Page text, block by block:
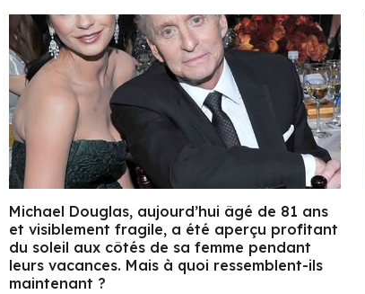
Michael Douglas, aujourd’hui âgé de 81 ans
et visiblement fragile, a été aperçu profitant
du soleil aux côtés de sa femme pendant
leurs vacances. Mais à quoi ressemblent-ils
maintenant ?